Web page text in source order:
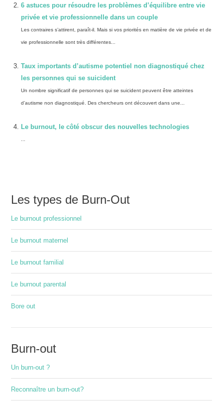
6 astuces pour résoudre les problèmes d’équilibre entre vie
privée et vie professionnelle dans un couple
Les contraires s’attirent, paraît-il. Mais si vos priorités en matière de vie privée et de
vie professionnelle sont très différentes...
Taux importants d’autisme potentiel non diagnostiqué chez
les personnes qui se suicident
Un nombre significatif de personnes qui se suicident peuvent être atteintes
d’autisme non diagnostiqué. Des chercheurs ont découvert dans une...
Le burnout, le côté obscur des nouvelles technologies
Les types de Burn-Out
Le burnout professionnel
Le burnout maternel
Le burnout familial
Le burnout parental
Bore out
Burn-out
Un burn-out ?
Reconnaître un burn-out?